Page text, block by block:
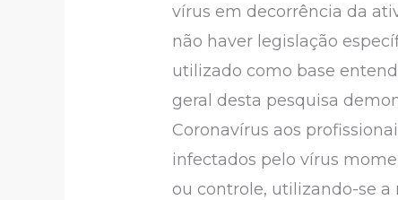
vírus em decorrência da
não haver legislação
utilizado como base
geral desta pesquisa
Coronavírus aos
infectados pelo vírus
ou controle, utilizando-se